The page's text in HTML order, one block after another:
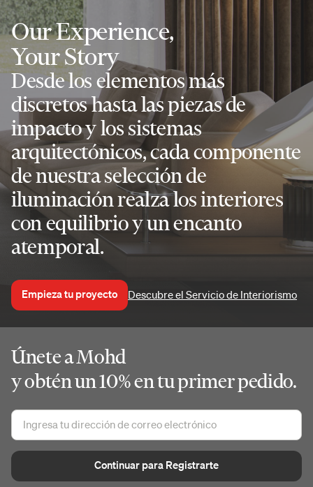
Our Experience,
Your Story
Desde los elementos más
discretos hasta las piezas de
impacto y los sistemas
arquitectónicos, cada componente
de nuestra selección de
iluminación realza los interiores
con equilibrio y un encanto
atemporal.
Empieza tu proyecto Descubre el Servicio de Interiorismo
Únete a Mohd
y obtén un 10% en tu primer pedido.
Continuar para Registrarte